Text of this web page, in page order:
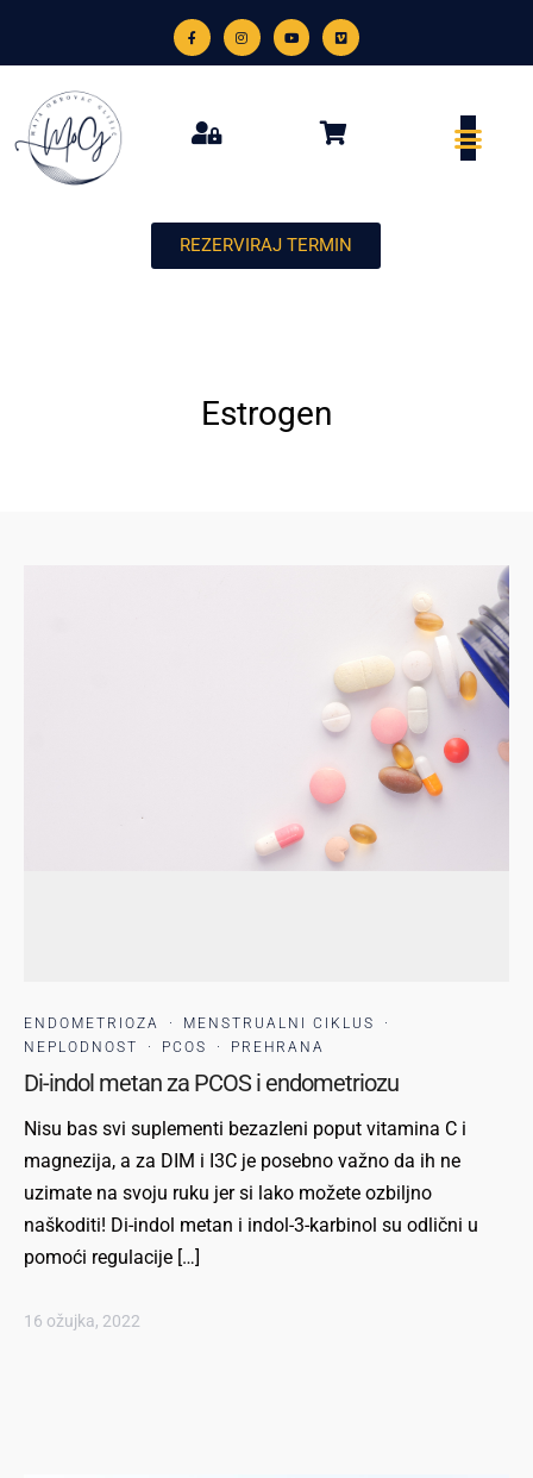
REZERVIRAJ TERMIN
Estrogen
ENDOMETRIOZA · MENSTRUALNI CIKLUS
·
NEPLODNOST
· PCOS · PREHRANA
Di-indol metan za PCOS i endometriozu
Nisu bas svi suplementi bezazleni poput vitamina C i
magnezija, a za DIM i I3C je posebno važno da ih ne
uzimate na svoju ruku jer si lako možete ozbiljno
naškoditi! Di-indol metan i indol-3-karbinol su odlični u
pomoći regulacije […]
16 ožujka, 2022